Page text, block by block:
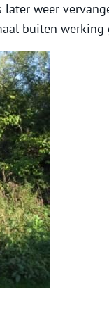
weer
buiten werking